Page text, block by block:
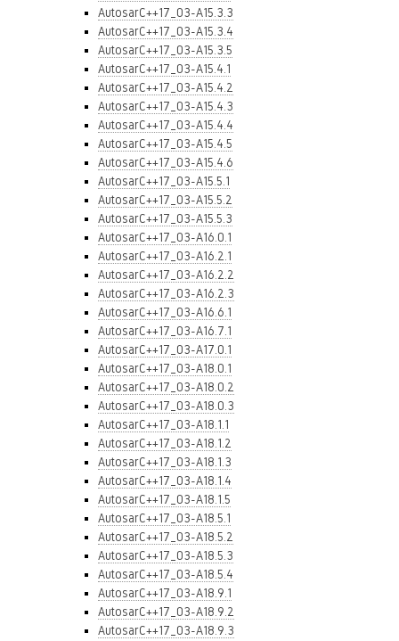
AutosarC++17_03-A15.3.3
AutosarC++17_03-A15.3.4
AutosarC++17_03-A15.3.5
AutosarC++17_03-A15.4.1
AutosarC++17_03-A15.4.2
AutosarC++17_03-A15.4.3
AutosarC++17_03-A15.4.4
AutosarC++17_03-A15.4.5
AutosarC++17_03-A15.4.6
AutosarC++17_03-A15.5.1
AutosarC++17_03-A15.5.2
AutosarC++17_03-A15.5.3
AutosarC++17_03-A16.0.1
AutosarC++17_03-A16.2.1
AutosarC++17_03-A16.2.2
AutosarC++17_03-A16.2.3
AutosarC++17_03-A16.6.1
AutosarC++17_03-A16.7.1
AutosarC++17_03-A17.0.1
AutosarC++17_03-A18.0.1
AutosarC++17_03-A18.0.2
AutosarC++17_03-A18.0.3
AutosarC++17_03-A18.1.1
AutosarC++17_03-A18.1.2
AutosarC++17_03-A18.1.3
AutosarC++17_03-A18.1.4
AutosarC++17_03-A18.1.5
AutosarC++17_03-A18.5.1
AutosarC++17_03-A18.5.2
AutosarC++17_03-A18.5.3
AutosarC++17_03-A18.5.4
AutosarC++17_03-A18.9.1
AutosarC++17_03-A18.9.2
AutosarC++17_03-A18.9.3